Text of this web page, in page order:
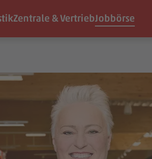
Zentrale & VertriebJobbörse